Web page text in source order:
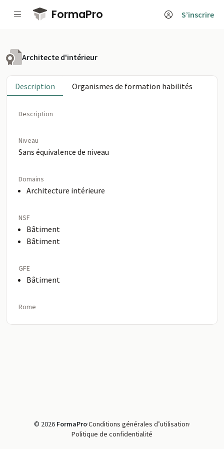
Passer au contenu principal
FormaPro S’inscrire
Architecte d'intérieur
Description Organismes de formation habilités
Description
Niveau
Sans équivalence de niveau
Domains
Architecture intérieure
NSF
Bâtiment
Bâtiment
GFE
Bâtiment
Rome
© 2026 FormaPro·Conditions générales d’utilisation·
Politique de confidentialité